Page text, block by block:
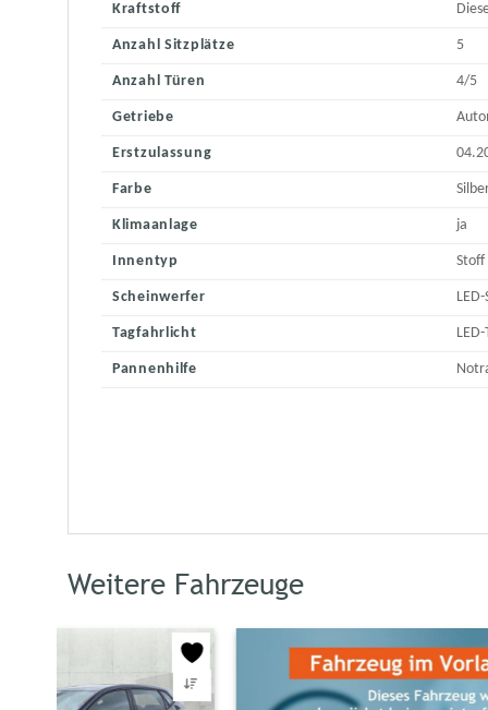
Kraftstoff
Anzahl Sitzplätze 5
Anzahl Türen 4/5
Getriebe
Erstzulassung
Farbe
Klimaanlage ja
Innentyp Stoff
Scheinwerfer
Tagfahrlicht
Pannenhilfe
Weitere Fahrzeuge